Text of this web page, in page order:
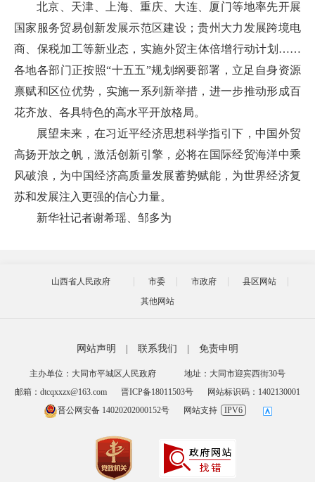
北京、天津、上海、重庆、大连、厦门等地率先开展
国家服务贸易创新发展示范区建设；贵州大力发展跨境电
商、保税加工等新业态，实施外贸主体倍增行动计划……
各地各部门正按照“十五五”规划纲要部署，立足自身资源
禀赋和区位优势，实施一系列新举措，进一步推动形成百
花齐放、各具特色的高水平开放格局。
展望未来，在习近平经济思想科学指引下，中国外贸
高扬开放之帆，激活创新引擎，必将在国际经贸海洋中乘
风破浪，为中国经济高质量发展蓄势赋能，为世界经济复
苏和发展注入更强的信心力量。
新华社记者谢希瑶、邹多为
山西省人民政府 市委 市政府
县区网站
其他网站
网站声明 联系我们 免责申明
主办单位：大同市平城区人民政府
地址：大同市迎宾西街30号
邮箱：dtcqxxzx@163.com
晋ICP备18011503号
网站标识码：1402130001
晋公网安备 14020202000152号
网站支持 IPV6